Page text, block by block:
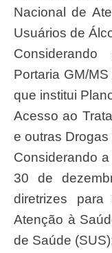
Nacional de
Usuários de
Portaria GM/
que institui
Acesso ao
e outras Drogas
Considerando
30 de
diretrizes
Atenção à
de Saúde